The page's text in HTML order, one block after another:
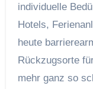
individuelle
Hotels,
heute
Rückzugsorte
mehr ganz so